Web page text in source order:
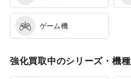
ゲーム機
強化買取中のシリーズ・機種